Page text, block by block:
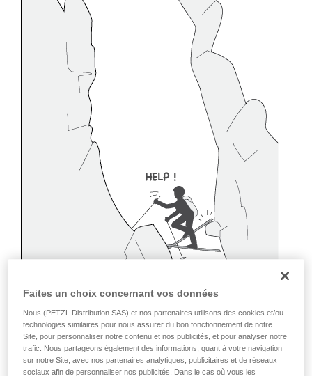
Faites un choix concernant vos données
Nous (PETZL Distribution SAS) et nos partenaires utilisons des cookies et/ou
technologies similaires pour nous assurer du bon fonctionnement de notre
Site, pour personnaliser notre contenu et nos publicités, et pour analyser notre
trafic. Nous partageons également des informations, quant à votre navigation
sur notre Site, avec nos partenaires analytiques, publicitaires et de réseaux
sociaux afin de personnaliser nos publicités. Dans le cas où vous les